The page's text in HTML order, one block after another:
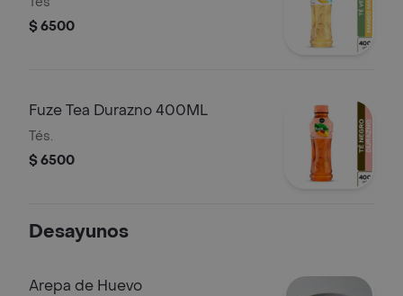
$ 6500
Fuze Tea Durazno 400ML
Tés.
$ 6500
Desayunos
Arepa de Huevo